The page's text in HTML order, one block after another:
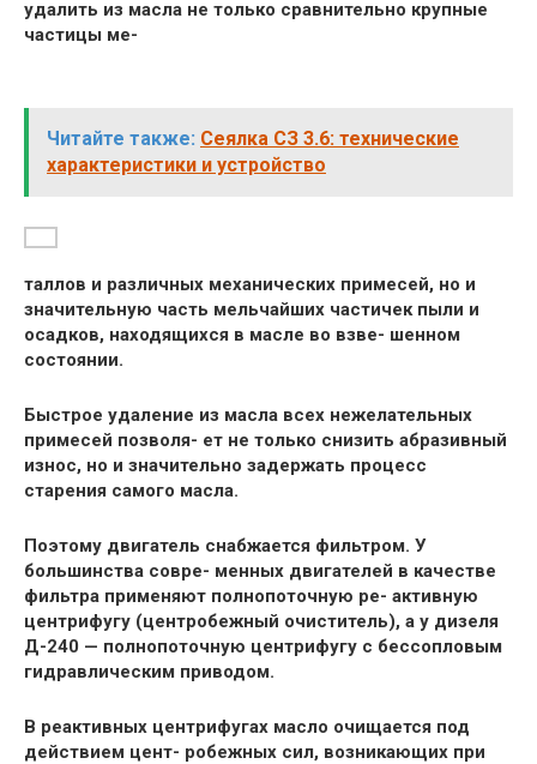
удалить из масла не только сравнительно крупные
частицы ме-
Читайте также: Сеялка СЗ 3.6: технические
характеристики и устройство
таллов и различных механических примесей, но и
значительную часть мельчайших частичек пыли и
осадков, находящихся в масле во взве- шенном
состоянии.
Быстрое удаление из масла всех нежелательных
примесей позволя- ет не только снизить абразивный
износ, но и значительно задержать процесс
старения самого масла.
Поэтому двигатель снабжается фильтром. У
большинства совре- менных двигателей в качестве
фильтра применяют полнопоточную ре- активную
центрифугу (центробежный очиститель), а у дизеля
Д-240 — полнопоточную центрифугу с бессопловым
гидравлическим приводом.
В реактивных центрифугах масло очищается под
действием цент- робежных сил, возникающих при